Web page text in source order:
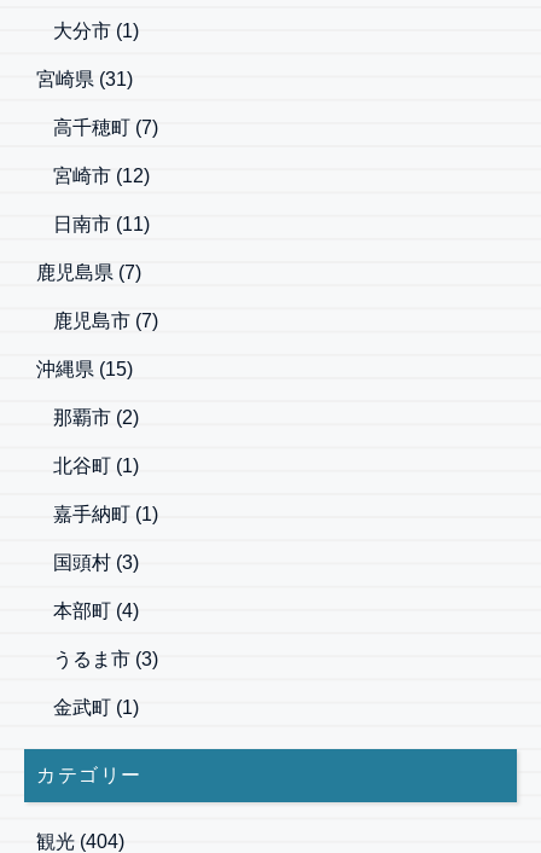
大分市 (1)
宮崎県 (31)
高千穂町 (7)
宮崎市 (12)
日南市 (11)
鹿児島県 (7)
鹿児島市 (7)
沖縄県 (15)
那覇市 (2)
北谷町 (1)
嘉手納町 (1)
国頭村 (3)
本部町 (4)
うるま市 (3)
金武町 (1)
カテゴリー
観光 (404)